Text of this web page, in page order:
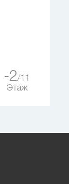
-2 11
Этаж